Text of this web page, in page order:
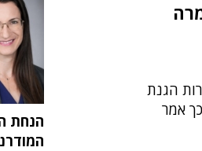
הגנת
אמר
הנחת